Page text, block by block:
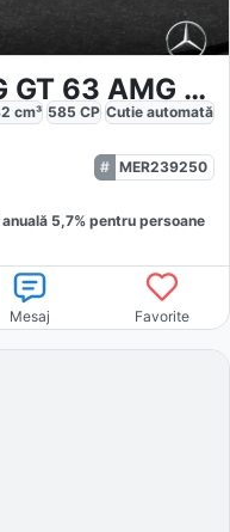
Mercedes-Benz AMG GT 63 AMG 4M
cm³ 585 CP Cutie automată
MER239250
anuală 5,7% pentru persoane
Mesaj Favorite